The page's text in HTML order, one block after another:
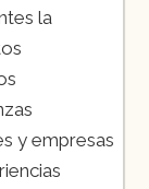
la
y empresas